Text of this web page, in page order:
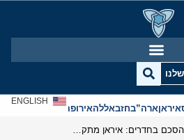
איראןארה”בחזבאללהאירופהאנטישמיות
ENGLISH